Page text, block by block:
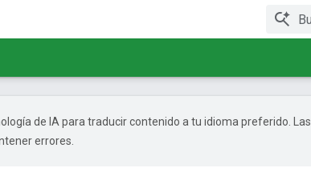
de IA para traducir contenido a tu idioma preferido. Las
errores.